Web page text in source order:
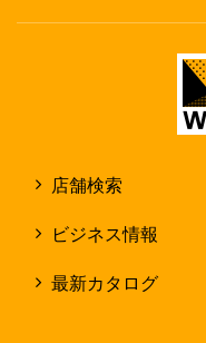
店舗検索
ビジネス情報
最新カタログ